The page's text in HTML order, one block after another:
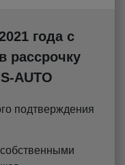
года с
рассрочку
AUTO
подтверждения